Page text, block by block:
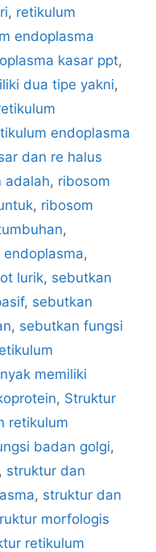
, retikulum
endoplasma
kasar ppt,
dua tipe yakni,
endoplasma
dan re halus
adalah, ribosom
, ribosom
,
,
lurik, sebutkan
, sebutkan
, sebutkan fungsi
memiliki
, Struktur
retikulum
badan golgi,
, struktur dan
, struktur dan
morfologis
retikulum